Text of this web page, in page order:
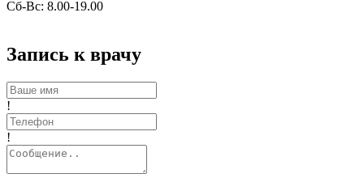
Сб-Вс: 8.00-19.00
Запись к врачу
!
!